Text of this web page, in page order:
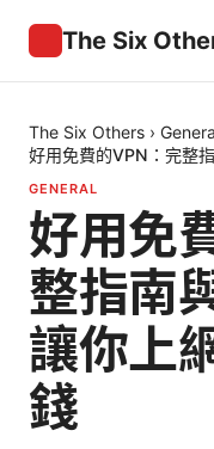
The Six
The Six Others ›
好用免費的VPN：完整
GENERAL
好用免
整指南
讓你上
錢